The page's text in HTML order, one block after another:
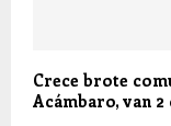
Crece brote
Acámbaro, van